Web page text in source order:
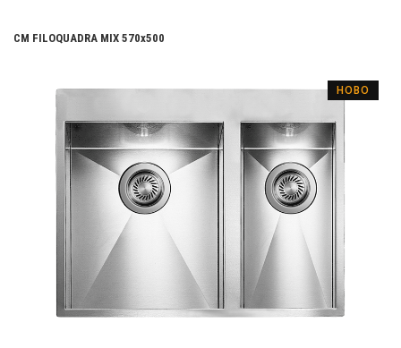
CM FILOQUADRA MIX 570х500
НОВО